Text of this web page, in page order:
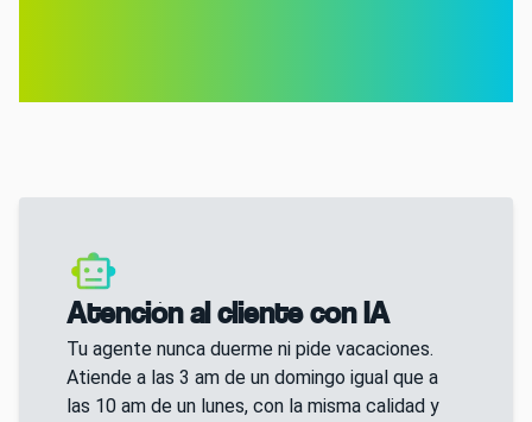
Atención al cliente con IA
Tu agente nunca duerme ni pide vacaciones.
Atiende a las 3 am de un domingo igual que a
las 10 am de un lunes, con la misma calidad y